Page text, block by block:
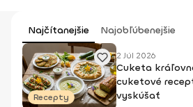
Najčítanejšie Najobľúbenejšie
Recepty
2 Júl 2026
Cuketa
cuketové
vyskúšať